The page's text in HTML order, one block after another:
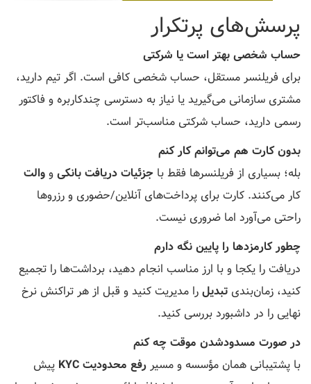
پرسش‌های پرتکرار
حساب شخصی بهتر است یا شرکتی
برای فریلنسر مستقل، حساب شخصی کافی است. اگر تیم دارید،
مشتری سازمانی می‌گیرید یا نیاز به دسترسی چندکاربره و فاکتور
رسمی دارید، حساب شرکتی مناسب‌تر است.
بدون کارت هم می‌توانم کار کنم
بله؛ بسیاری از فریلنسرها فقط با جزئیات دریافت بانکیووالت
کار می‌کنند. کارت برای پرداخت‌های آنلاین/حضوری و رزروها
راحتی می‌آورد اما ضروری نیست.
چطور کارمزدها را پایین نگه دارم
دریافت را یکجا و با ارز مناسب انجام دهید، برداشت‌ها را تجمیع
کنید، زمان‌بندی تبدیلرا مدیریت کنید و قبل از هر تراکنش نرخ
نهایی را در داشبورد بررسی کنید.
در صورت مسدودشدن موقت چه کنم
با پشتیبانی همان مؤسسه و مسیررفع محدودیت KYC
پیش